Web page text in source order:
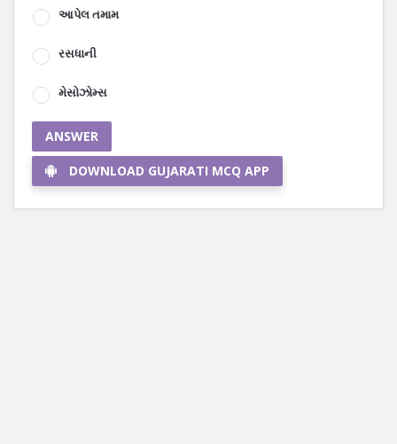
આપેલ તમામ
રસધાની
મેસોઝોમ્સ
ANSWER
DOWNLOAD GUJARATI MCQ APP